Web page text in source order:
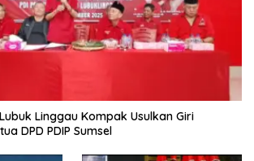
Linggau Kompak Usulkan Giri
DPD PDIP Sumsel